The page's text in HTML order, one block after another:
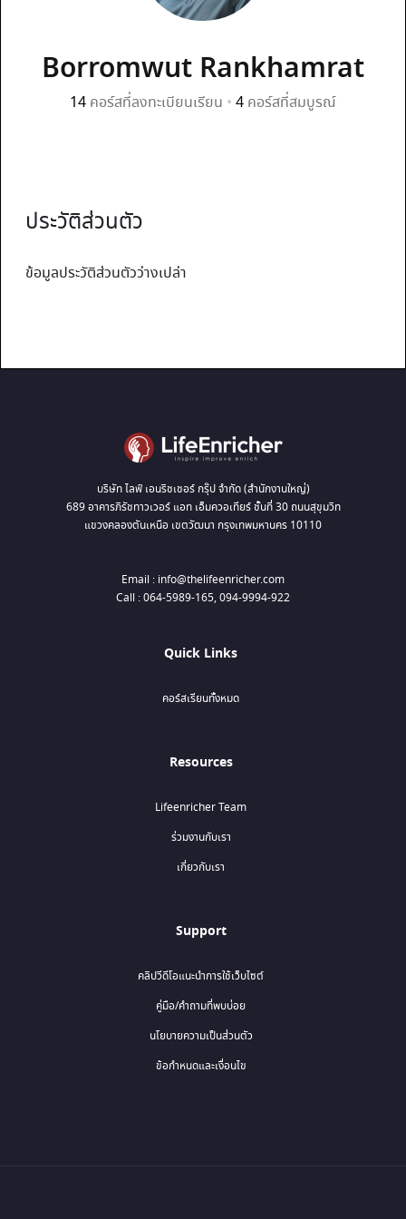
Borromwut Rankhamrat
14 คอร์สที่ลงทะเบียนเรียน • 4 คอร์สที่สมบูรณ์
ประวัติส่วนตัว
ข้อมูลประวัติส่วนตัวว่างเปล่า
บริษัท ไลฟ์ เอนริชเชอร์ กรุ๊ป จำกัด (สำนักงานใหญ่)
689 อาคารภิรัชทาวเวอร์ แอท เอ็มควอเทียร์ ชั้นที่ 30 ถนนสุขุมวิท
แขวงคลองตันเหนือ เขตวัฒนา กรุงเทพมหานคร 10110
Email : info@thelifeenricher.com
Call : 064-5989-165, 094-9994-922
Quick Links
คอร์สเรียนทั้งหมด
Resources
Lifeenricher Team
ร่วมงานกับเรา
เกี่ยวกับเรา
Support
คลิปวีดีโอแนะนำการใช้เว็บไซต์
คู่มือ/คำถามที่พบบ่อย
นโยบายความเป็นส่วนตัว
ข้อกำหนดและเงื่อนไข